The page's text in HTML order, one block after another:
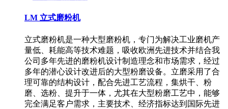
LM 立式磨粉机
立式磨粉机是一种大型磨粉机，专门为解决工业磨机产
量低、耗能高等技术难题，吸收欧洲先进技术并结合我
公司多年先进的磨粉机设计制造理念和市场需求，经过
多年的潜心设计改进后的大型粉磨设备。立磨采用了合
理可靠的结构设计，配合先进工艺流程，集烘干、粉
磨、选粉、提升于一体，尤其在大型粉磨工艺中，能够
完全满足客户需求，主要技术、经济指标达到国际先进